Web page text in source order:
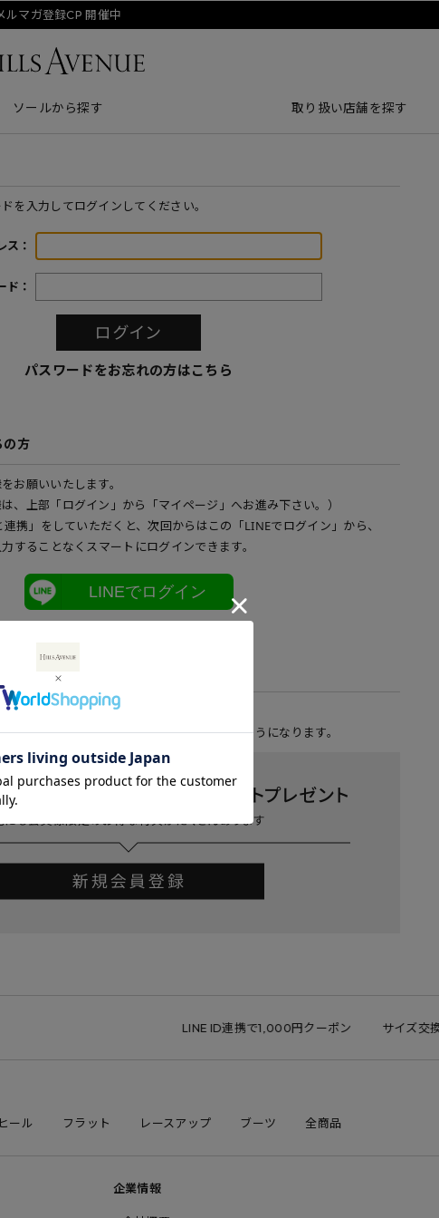
ルマガ登録CP 開催中
ソールから探す 取り扱い店舗を探す
を入力してログインしてください。
ス：
ド：
パスワードをお忘れの方はこちら
の方
お願いいたします。
、上部「ログイン」から「マイページ」へお進み下さい。）
携」をしていただくと、次回からはこの「LINEでログイン」から、
することなくスマートにログインできます。
LINEでログイン
ちらから会員登録を行って下さい。
を登録しておくと便利にお買い物ができるようになります。
LINE ID連携で1,000円クーポン サイズ交換無料
ヒール フラット レースアップ ブーツ 全商品
企業情報